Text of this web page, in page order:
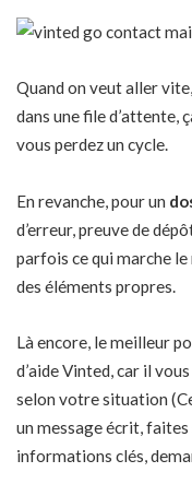
Quand on veut aller vite,
dans une file d’attente,
vous perdez un cycle.
En revanche, pour un
d’erreur, preuve de
parfois ce qui marche
des éléments propres.
Là encore, le meilleur
d’aide Vinted, car il
selon votre situation
un message écrit, faites
informations clés,